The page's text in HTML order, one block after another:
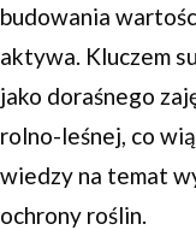
budowania
aktywa. Kluczem
jako doraśnego
rolno-leśnej, co
wiedzy na temat
ochrony roślin.